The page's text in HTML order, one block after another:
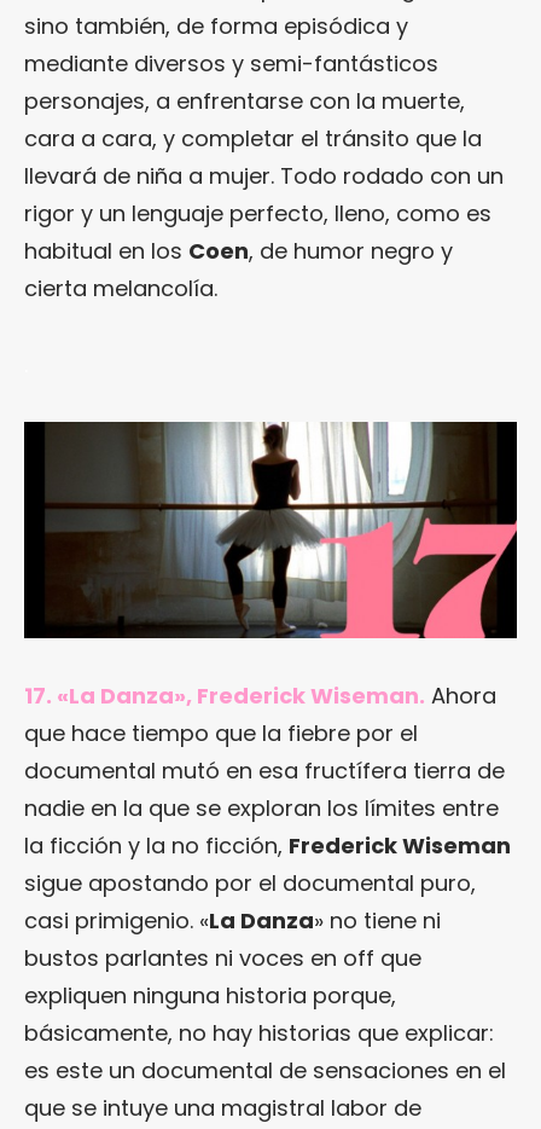
sino también, de forma episódica y
mediante diversos y semi-fantásticos
personajes, a enfrentarse con la muerte,
cara a cara, y completar el tránsito que la
llevará de niña a mujer. Todo rodado con un
rigor y un lenguaje perfecto, lleno, como es
habitual en los Coen, de humor negro y
cierta melancolía.
17. «La Danza», Frederick Wiseman. Ahora
que hace tiempo que la fiebre por el
documental mutó en esa fructífera tierra de
nadie en la que se exploran los límites entre
la ficción y la no ficción, Frederick Wiseman
sigue apostando por el documental puro,
casi primigenio. «La Danza» no tiene ni
bustos parlantes ni voces en off que
expliquen ninguna historia porque,
básicamente, no hay historias que explicar:
es este un documental de sensaciones en el
que se intuye una magistral labor de